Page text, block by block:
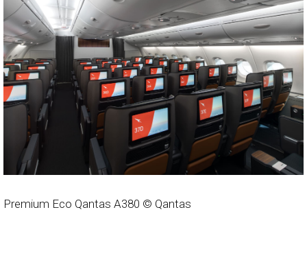
Premium Eco Qantas A380 © Qantas